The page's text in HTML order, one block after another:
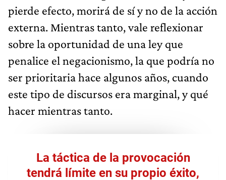
pierde efecto, morirá de sí y no de la acción
externa. Mientras tanto, vale reflexionar
sobre la oportunidad de una ley que
penalice el negacionismo, la que podría no
ser prioritaria hace algunos años, cuando
este tipo de discursos era marginal, y qué
hacer mientras tanto.
La táctica de la provocación
tendrá límite en su propio éxito,